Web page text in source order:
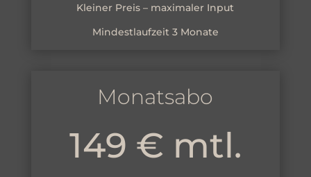
Kleiner Preis – maximaler Input
Mindestlaufzeit 3 Monate
Monatsabo
149 € mtl.